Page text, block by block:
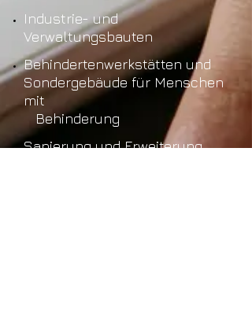
Industrie- und
Verwaltungsbauten
Behindertenwerkstätten und
Sondergebäude für Menschen
mit
Behinderung
Sanierung und Erweiterung